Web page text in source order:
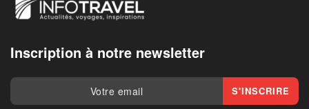
Inscription à notre newsletter